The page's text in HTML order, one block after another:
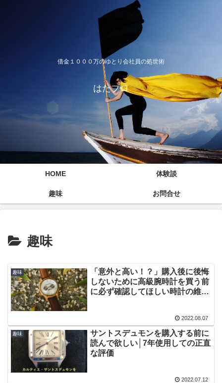
借金１０００万のゆとり会社員の処世術
はたブロ
HOME 体験談
趣味 お問合せ
趣味
趣味
「意外と高い！？」購入後に後悔
しないために高級腕時計を買う前
に必ず確認してほしい時計の維持
2022.08.07
趣味
サントスデュモンを購入する前に
読んで欲しい│7年使用しての正直
な評価
2022.07.12